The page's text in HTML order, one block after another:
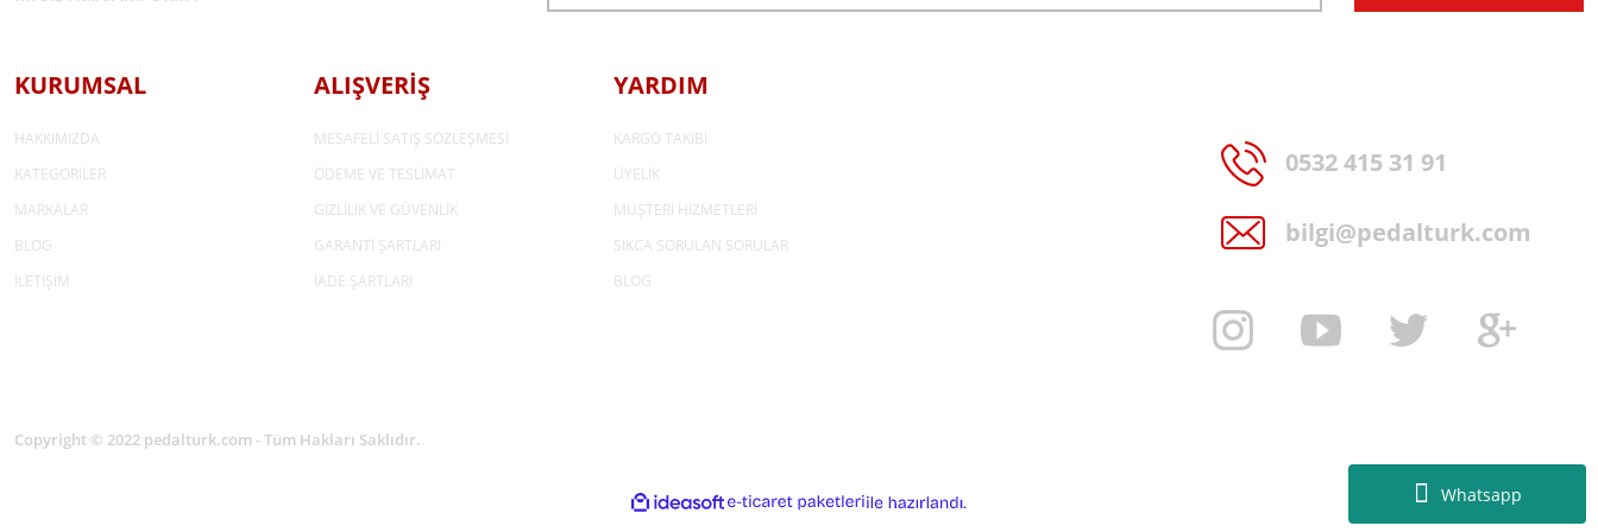
Whatsapp
KURUMSAL
HAKKIMIZDA
KATEGORİLER
MARKALAR
BLOG
İLETİŞİM
ALIŞVERİŞ
MESAFELİ SATIŞ SÖZLEŞMESİ
ÖDEME VE TESLİMAT
GİZLİLİK VE GÜVENLİK
GARANTİ ŞARTLARI
İADE ŞARTLARI
YARDIM
KARGO TAKİBİ
ÜYELİK
MÜŞTERİ HİZMETLERİ
SIKCA SORULAN SORULAR
BLOG
0532 415 31 91
bilgi@pedalturk.com
Copyright © 2022 pedalturk.com - Tüm Hakları Saklıdır.
ideasoft
e-
ile